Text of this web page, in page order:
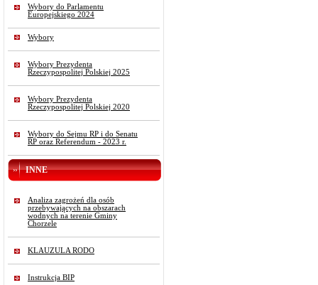
Wybory do Parlamentu
Europejskiego 2024
Wybory
Wybory Prezydenta
Rzeczypospolitej Polskiej 2025
Wybory Prezydenta
Rzeczypospolitej Polskiej 2020
Wybory do Sejmu RP i do Senatu
RP oraz Referendum - 2023 r.
INNE
Analiza zagrożeń dla osób
przebywających na obszarach
wodnych na terenie Gminy
Chorzele
KLAUZULA RODO
Instrukcja BIP